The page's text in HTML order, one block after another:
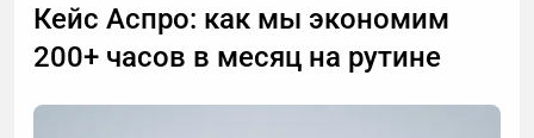
После 40 лет привычные методы тренировок для
пошаговая стратегия для мужчин: как преодолеть
Кейс Аспро: как мы экономим
200+ часов в месяц на рутине